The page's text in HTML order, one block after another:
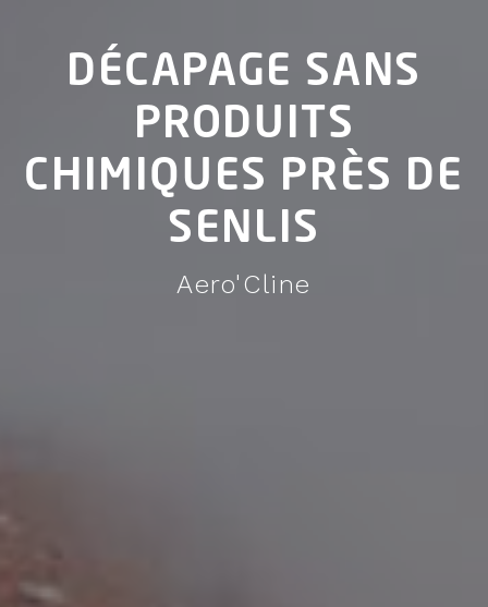
DÉCAPAGE SANS
PRODUITS
CHIMIQUES PRÈS DE
SENLIS
Aero'Cline